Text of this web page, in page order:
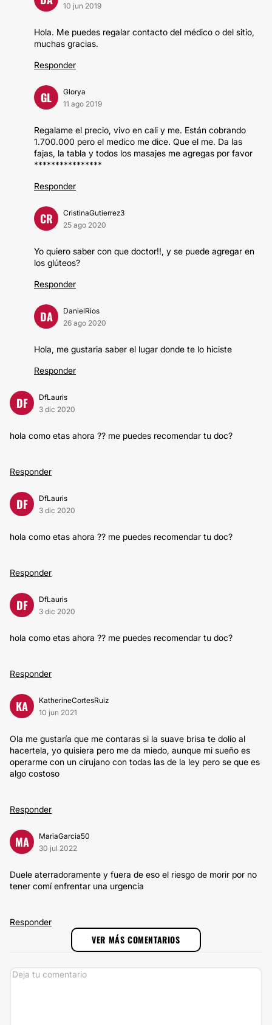
10 jun 2019
Hola. Me puedes regalar contacto del médico o del sitio,
muchas gracias.
Responder
GL
Glorya
11 ago 2019
Regalame el precio, vivo en cali y me. Están cobrando
1.700.000 pero el medico me dice. Que el me. Da las
fajas, la tabla y todos los masajes me agregas por favor
****************
Responder
CR
CristinaGutierrez3
25 ago 2020
Yo quiero saber con que doctor!!, y se puede agregar en
los glúteos?
Responder
DA
DanielRios
26 ago 2020
Hola, me gustaria saber el lugar donde te lo hiciste
Responder
DF
DfLauris
3 dic 2020
hola como etas ahora ?? me puedes recomendar tu doc?
Responder
DF
DfLauris
3 dic 2020
hola como etas ahora ?? me puedes recomendar tu doc?
Responder
DF
DfLauris
3 dic 2020
hola como etas ahora ?? me puedes recomendar tu doc?
Responder
KA
KatherineCortesRuiz
10 jun 2021
Ola me gustaría que me contaras si la suave brisa te dolio al
hacertela, yo quisiera pero me da miedo, aunque mi sueño es
operarme con un cirujano con todas las de la ley pero se que es
algo costoso
Responder
MA
MariaGarcia50
30 jul 2022
Duele aterradoramente y fuera de eso el riesgo de morir por no
tener comí enfrentar una urgencia
Responder
VER MÁS COMENTARIOS